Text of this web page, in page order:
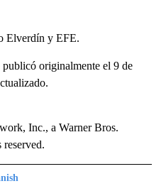
Elverdín y EFE.
originalmente el 9 de
Inc., a Warner Bros.